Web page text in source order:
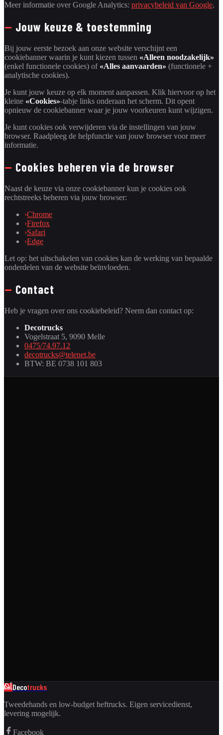
Meer informatie over Google Analytics: privacybeleid van Google.
— Jouw keuze & toestemming
Bij jouw eerste bezoek aan onze website verschijnt een
cookiebanner waarin je kunt kiezen tussen «Alleen noodzakelijk»
(enkel functionele cookies) of «Alles aanvaarden» (functionele +
analytische cookies).
Je kunt jouw keuze op elk moment aanpassen. Klik hiervoor op het
kleine «Cookies»-tabje links onderaan het scherm. Dit opent
opnieuw de cookiebanner waar je jouw voorkeuren kunt wijzigen.
Je kunt cookies ook verwijderen via de instellingen van jouw
browser. Raadpleeg de helpfunctie van jouw browser voor meer
informatie.
— Cookies beheren via de browser
Naast de keuze via onze cookiebanner kun je cookies ook
rechtstreeks beheren via jouw browser:
›Chrome
›Firefox
›Safari
›Edge
Let op: het uitschakelen van cookies kan de werking van bepaalde
onderdelen van de website beïnvloeden.
— Contact
Heb je vragen over ons cookiebeleid? Neem dan contact op:
Decotrucks
Vogelstraat 5, 9090 Melle
0475/74.97.12
decotrucks@telenet.be
BTW: BE 0738 101 803
Decotrucks
Tweedehands en low-budget heftrucks. Eigen servicedienst,
levering mogelijk.
Facebook